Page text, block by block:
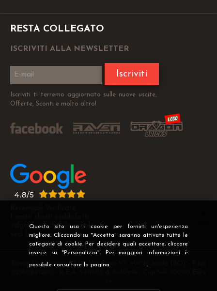
Questo sito usa i cookie per fornirti un'esperienza
migliore. Cliccando su "Accetta" saranno attivate tutte le
categorie di cookie. Per decidere quali accettare, cliccare
invece su "Personalizza". Per maggiori informazioni è
possibile consultare la pagina .
RESTA COLLEGATO
ISCRIVITI ALLA NEWSLETTER
Iscriviti
Iscriviti ti terremo aggiornato sulle nuove uscite,
Offerte, Sconti e molto altro!
valgono più di mille parole
vedi le recensioni >
Raven Distribution SRL - Via Fanin 30, 40026 Imola (BO) - P.Iva